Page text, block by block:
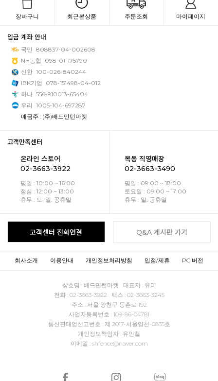
장바구니 최근본상품 주문조회 마이페이지
입금 계좌 안내
국민 808837-04-002608
NH농협
098-01-175790
신한 100-026-840244
IBK기업
078-151498-04-012
하나 556-910013-65404
우리 1005-104-697287
예금주 : (주)배드민턴마켓
고객만족센터
온라인 스토어
02-3663-3922
평일 : 10:00 ~ 16:00
점심 : 12:00 ~ 13:00
휴무 : 토, 일, 공휴일
목동 직영매장
02-3663-3490
평일 : 09:00 ~ 18:00
토요일 : 09:00 ~ 17:00
휴무 : 일, 공휴일
고객센터 전화연결 Q&A 게시판 가기
회사소개 이용안내 개인정보처리방침 입점/제휴 PC 버전
상호명 : 배드민턴마켓 대표자 : 유미
전화 : 02-3663-3922 팩스 : 02-3663-3245
주소 : 서울 양천구 등촌로 192
사업자등록번호 : 109-86-04781
통신판매업신고번호 : 제 2017-서울양천-0835호
개인정보책임자 : 유인철
이메일 : shfence@naver.com